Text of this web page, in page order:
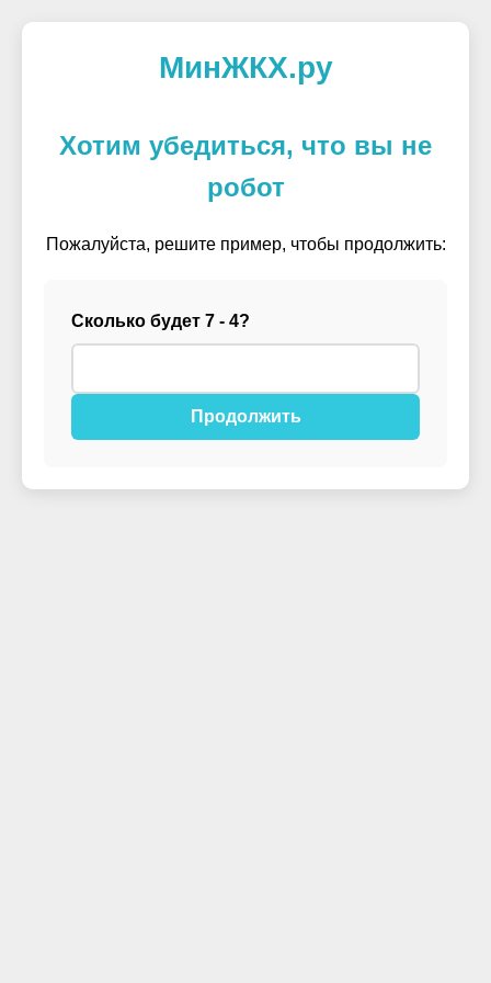
МинЖКХ.ру
Хотим убедиться, что вы не
робот
Пожалуйста, решите пример, чтобы продолжить:
Сколько будет 7 - 4?
Продолжить